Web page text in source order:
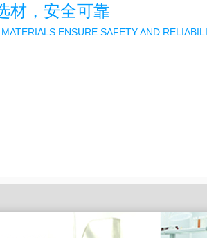
材，安全可靠
ENSURE SAFETY AND